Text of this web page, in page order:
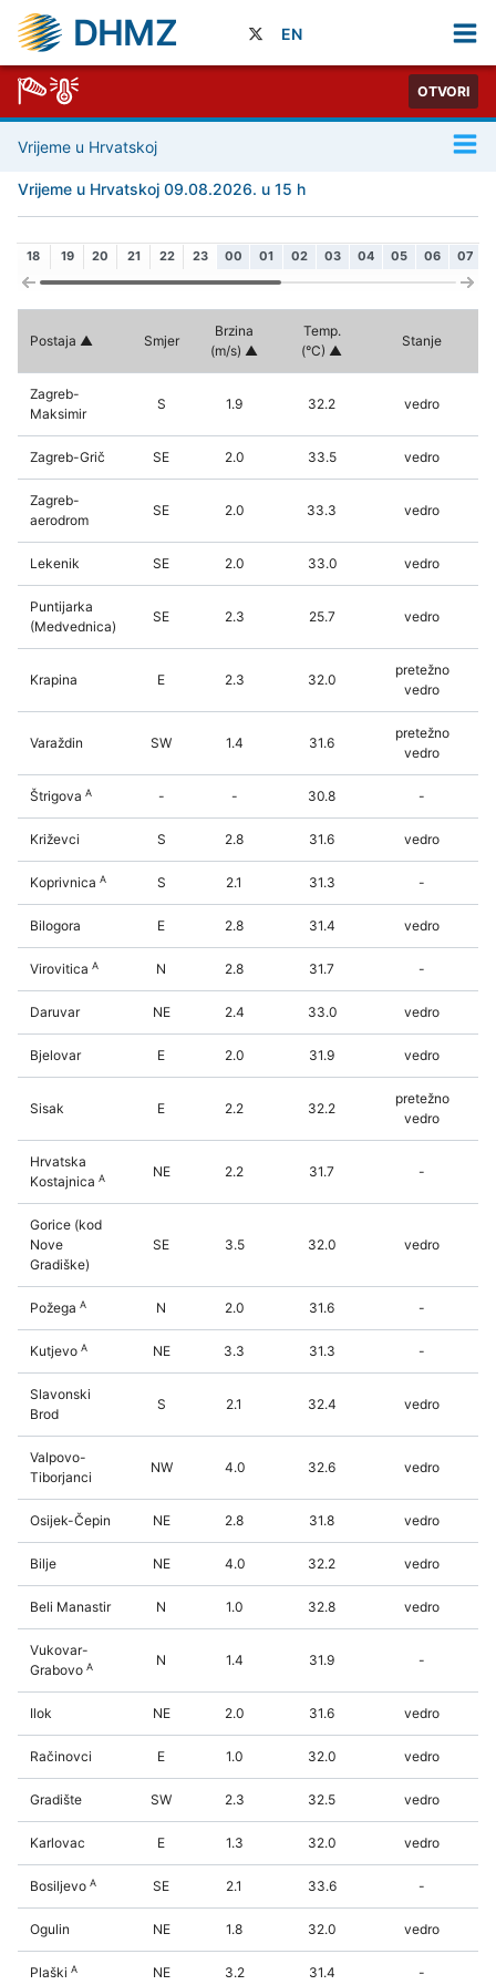
DHMZ EN
OTVORI
Vrijeme u Hrvatskoj
Vrijeme u Hrvatskoj 09.08.2026. u 15 h
18 19 20 21 22 23 00 01 02 03 04 05 06 07
Postaja Smjer
Brzina
(m/s)
Temp.
(°C)
Stanje
Zagreb-
Maksimir
S 1.9 32.2 vedro
Zagreb-Grič SE 2.0 33.5 vedro
Zagreb-
aerodrom
SE 2.0 33.3 vedro
Lekenik SE 2.0 33.0 vedro
Puntijarka
(Medvednica)
SE 2.3 25.7 vedro
Krapina E 2.3 32.0
pretežno
vedro
Varaždin SW 1.4 31.6
pretežno
vedro
Štrigova A - - 30.8 -
Križevci S 2.8 31.6 vedro
Koprivnica A S 2.1 31.3 -
Bilogora E 2.8 31.4 vedro
Virovitica A N 2.8 31.7 -
Daruvar NE 2.4 33.0 vedro
Bjelovar E 2.0 31.9 vedro
Sisak E 2.2 32.2
pretežno
vedro
Hrvatska
Kostajnica A NE 2.2 31.7 -
Gorice (kod
Nove
Gradiške)
SE 3.5 32.0 vedro
Požega A N 2.0 31.6 -
Kutjevo A NE 3.3 31.3 -
Slavonski
Brod
S 2.1 32.4 vedro
Valpovo-
Tiborjanci
NW 4.0 32.6 vedro
Osijek-Čepin NE 2.8 31.8 vedro
Bilje NE 4.0 32.2 vedro
Beli Manastir N 1.0 32.8 vedro
Vukovar-
Grabovo A N 1.4 31.9 -
Ilok NE 2.0 31.6 vedro
Račinovci E 1.0 32.0 vedro
Gradište SW 2.3 32.5 vedro
Karlovac E 1.3 32.0 vedro
Bosiljevo A SE 2.1 33.6 -
Ogulin NE 1.8 32.0 vedro
Plaški A NE 3.2 31.4 -